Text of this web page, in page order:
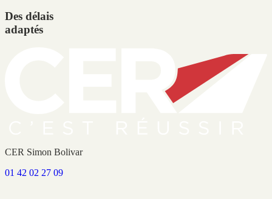
Des délais
adaptés
CER Simon Bolivar
01 42 02 27 09